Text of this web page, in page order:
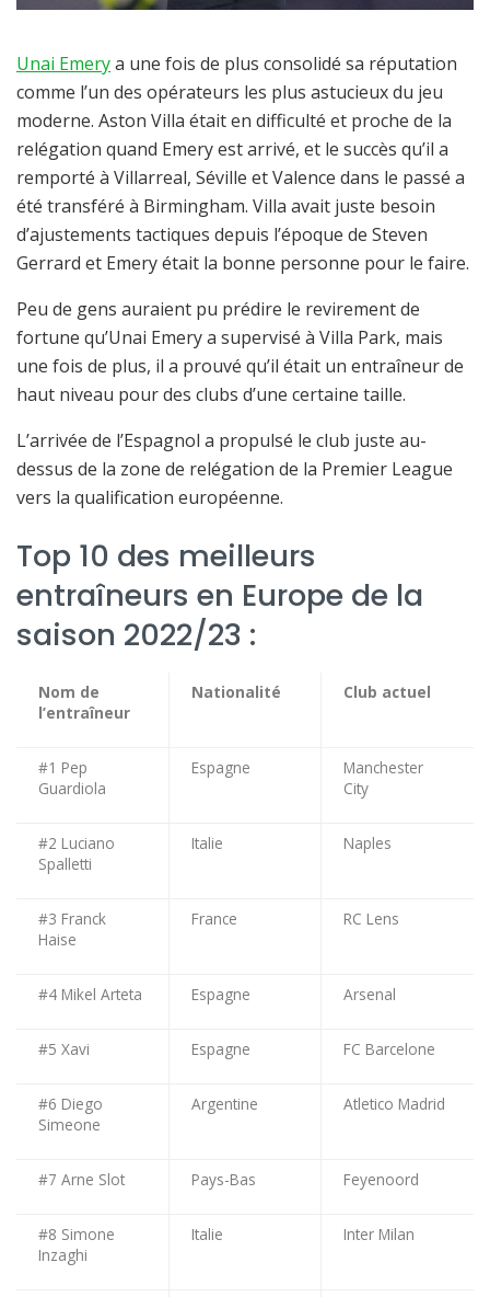
Unai Emerya une fois de plus consolidé sa réputation
comme l’un des opérateurs les plus astucieux du jeu
moderne. Aston Villa était en difficulté et proche de la
relégation quand Emery est arrivé, et le succès qu’il a
remporté à Villarreal, Séville et Valence dans le passé a
été transféré à Birmingham. Villa avait juste besoin
d’ajustements tactiques depuis l’époque de Steven
Gerrard et Emery était la bonne personne pour le faire.
Peu de gens auraient pu prédire le revirement de
fortune qu’Unai Emery a supervisé à Villa Park, mais
une fois de plus, il a prouvé qu’il était un entraîneur de
haut niveau pour des clubs d’une certaine taille.
L’arrivée de l’Espagnol a propulsé le club juste au-
dessus de la zone de relégation de la Premier League
vers la qualification européenne.
Top 10 des meilleurs
entraîneurs en Europe de la
saison 2022/23 :
Nom de
l’entraîneur
Nationalité Club actuel
#1 Pep
Guardiola
Espagne
Manchester
City
#2 Luciano
Spalletti
Italie Naples
#3 Franck
Haise
France RC Lens
#4 Mikel Arteta Espagne Arsenal
#5 Xavi Espagne FC Barcelone
#6 Diego
Simeone
Argentine Atletico Madrid
#7 Arne Slot Pays-Bas Feyenoord
#8 Simone
Inzaghi
Italie Inter Milan